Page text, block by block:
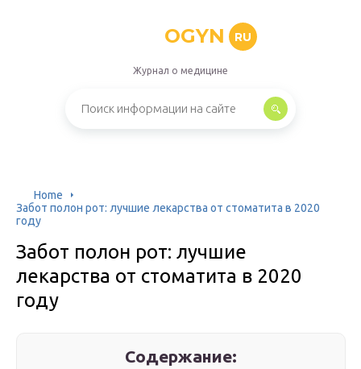
OGYN RU
Журнал о медицине
Home
Забот полон рот: лучшие лекарства от стоматита в 2020
году
Забот полон рот: лучшие
лекарства от стоматита в 2020
году
Содержание: